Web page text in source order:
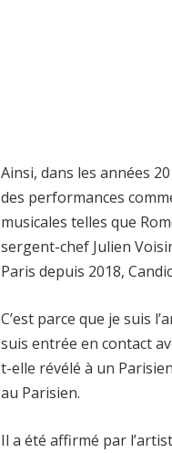
Ainsi, dans les années
des performances
musicales telles que
sergent-chef Julien
Paris depuis 2018,
C’est parce que je suis
suis entrée en contact
t-elle révélé à un
au Parisien.
Il a été affirmé par